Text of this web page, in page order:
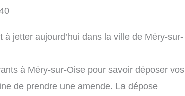
jetter aujourd’hui dans la ville de Méry-sur-
à Méry-sur-Oise pour savoir déposer vos
de prendre une amende. La dépose